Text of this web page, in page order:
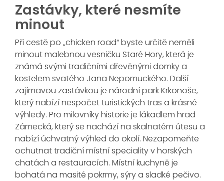
Zastávky, které nesmíte
minout
Při cestě po „chicken road“ byste určitě neměli
minout malebnou vesničku Staré Hory, která je
známá svými tradičními dřevěnými domky a
kostelem svatého Jana Nepomuckého. Další
zajímavou zastávkou je národní park Krkonoše,
který nabízí nespočet turistických tras a krásné
výhledy. Pro milovníky historie je lákadlem hrad
Zámecká, který se nachází na skalnatém útesu a
nabízí úchvatný výhled do okolí. Nezapomeňte
ochutnat tradiční místní speciality v horských
chatách a restauracích. Místní kuchyně je
bohatá na masité pokrmy, sýry a sladké pečivo.